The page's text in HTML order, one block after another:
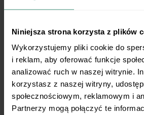
Niniejsza strona korzysta z plików
Wykorzystujemy pliki cookie do
i reklam, aby oferować funkcje
analizować ruch w naszej witrynie.
korzystasz z naszej witryny,
społecznościowym, reklamowym i
Partnerzy mogą połączyć te
oczkach tarki ścieramy
cytryny.
7
Pieczone mięso podajemy
surówką.